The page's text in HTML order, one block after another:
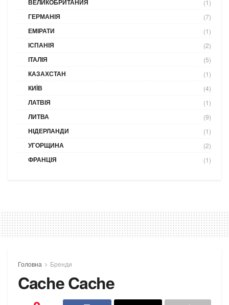
ВЕЛИКОБРИТАНИЯ (1)
ГЕРМАНІЯ (7)
ЕМІРАТИ (1)
ІСПАНІЯ (2)
ІТАЛІЯ (5)
КАЗАХСТАН (1)
КИЇВ (4)
ЛАТВІЯ (1)
ЛИТВА (9)
НІДЕРЛАНДИ (1)
УГОРЩИНА (2)
ФРАНЦІЯ (1)
Головна Бренди
Cache Cache